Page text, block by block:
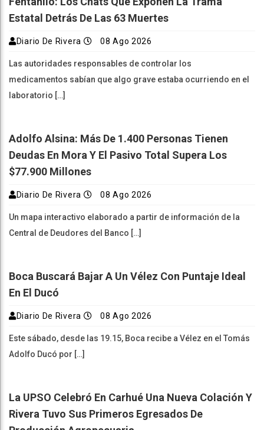
Estatal Detrás De Las 63 Muertes
Diario De Rivera 08 Ago 2026
Las autoridades responsables de controlar los
medicamentos sabían que algo grave estaba ocurriendo en el
laboratorio […]
Adolfo Alsina: Más De 1.400 Personas Tienen
Deudas En Mora Y El Pasivo Total Supera Los
$77.900 Millones
Diario De Rivera 08 Ago 2026
Un mapa interactivo elaborado a partir de información de la
Central de Deudores del Banco […]
Boca Buscará Bajar A Un Vélez Con Puntaje Ideal
En El Ducó
Diario De Rivera 08 Ago 2026
Este sábado, desde las 19.15, Boca recibe a Vélez en el Tomás
Adolfo Ducó por […]
La UPSO Celebró En Carhué Una Nueva Colación Y
Rivera Tuvo Sus Primeros Egresados De